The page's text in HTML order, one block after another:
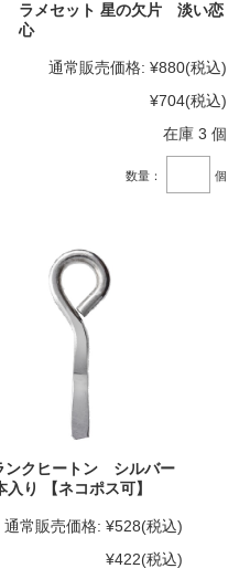
ラメセット 星の欠片 淡い恋
心
通常販売価格: ¥880(税込)
¥704(税込)
在庫 3 個
数量： 個
ンクヒートン シルバー
入り 【ネコポス可】
通常販売価格: ¥528(税込)
¥422(税込)